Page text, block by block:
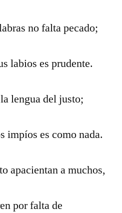
no falta pecado;
labios es prudente.
lengua del justo;
impíos es como nada.
apacientan a muchos,
por falta de